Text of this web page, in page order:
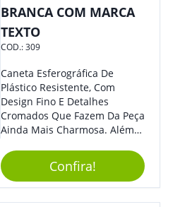
BRANCA COM MARCA
TEXTO
COD.:309
Caneta Esferográfica De
Plástico Resistente, Com
Design Fino E Detalhes
Cromados Que Fazem Da Peça
Ainda Mais Charmosa. Além
Seu Acionamento É Por Giro.
Perfeita Para Diversas
Ocasiões Do Dia A Dia.
Confira!